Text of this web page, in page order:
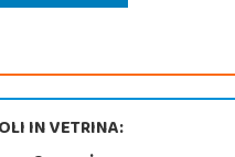
IN VETRINA: